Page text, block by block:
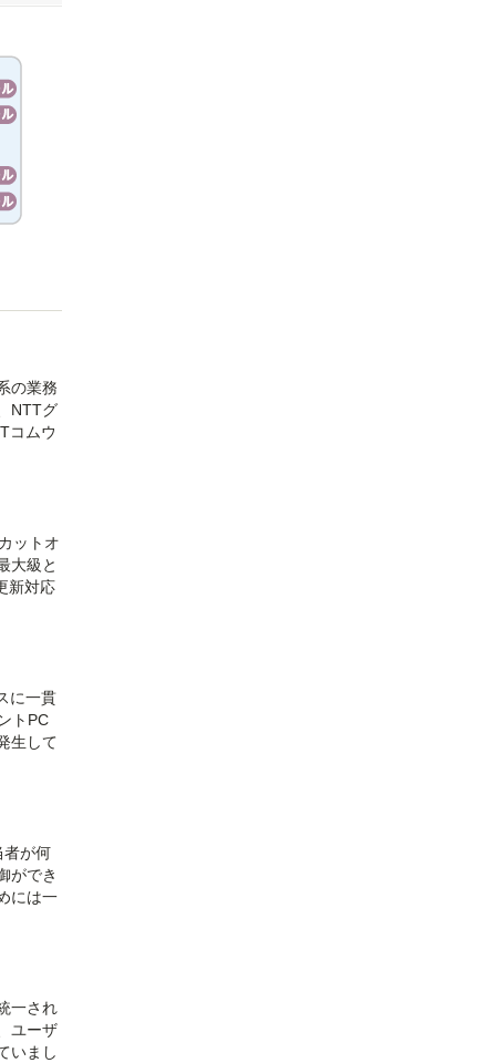
の業務
NTTグ
コムウ
ットオ
大級と
新対応
に一貫
トPC
生して
者が何
ができ
には一
一され
ユーザ
いまし